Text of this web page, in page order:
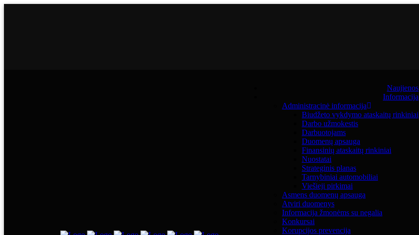
Naujienos
Informacija
Administracinė informacija
Biudžeto vykdymo ataskaitų rinkiniai
Darbo užmokestis
Darbuotojams
Duomenų apsauga
Finansinių ataskaitų rinkiniai
Nuostatai
Strateginis planas
Tarnybiniai automobiliai
Viešieji pirkimai
Asmens duomenų apsauga
Atviri duomenys
Informacija žmonėms su negalia
Konkursai
Korupcijos prevencija